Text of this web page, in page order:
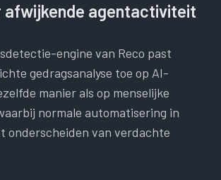
afwijkende agentactiviteit
engine van Reco past
gedragsanalyse toe op AI-
manier als op menselijke
normale automatisering in
onderscheiden van verdachte